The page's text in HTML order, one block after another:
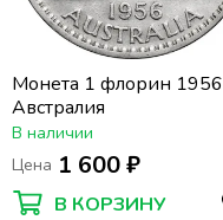
Монета 1 флорин 1956
Австралия
В наличии
Цена 1 600 ₽
В КОРЗИНУ